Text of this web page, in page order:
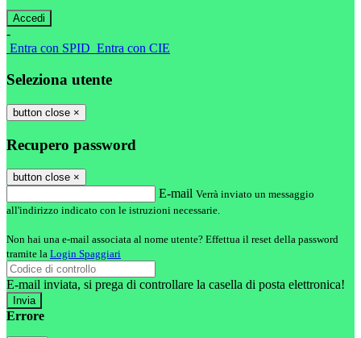
-
Entra con SPID Entra con CIE
Seleziona utente
button close ×
Recupero password
button close ×
E-mail Verrà inviato un messaggio
all'indirizzo indicato con le istruzioni necessarie.
Non hai una e-mail associata al nome utente? Effettua il reset della password
tramite la Login Spaggiari
E-mail inviata, si prega di controllare la casella di posta elettronica!
Errore